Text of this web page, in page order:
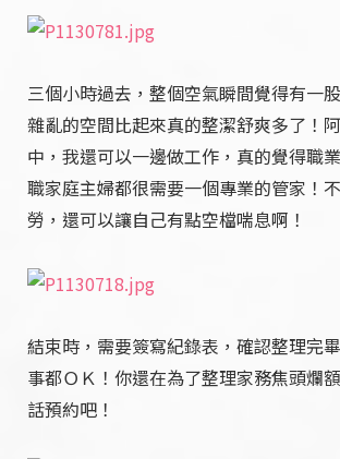
三個小時過去，整個空氣瞬間覺得有一
雜亂的空間比起來真的整潔舒爽多了！
中，我還可以一邊做工作，真的覺得職
職家庭主婦都很需要一個專業的管家！
勞，還可以讓自己有點空檔喘息啊！
結束時，需要簽寫紀錄表，確認整理完
事都ＯＫ！你還在為了整理家務焦頭爛
話預約吧！